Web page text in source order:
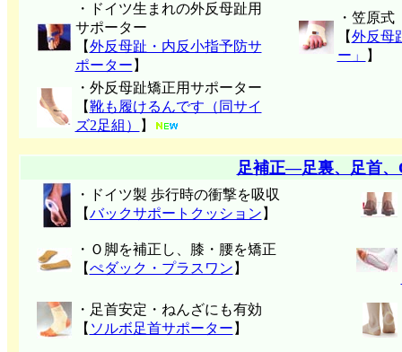
・ドイツ生まれの外反母趾用
サポーター
【外反母趾・内反小指予防サ
ポーター 】
・笠原式
【外反母
ー」
】
・外反母趾矯正用サポーター
【靴も履けるんです（同サイ
ズ2足組）
】
足補正―足裏、足首
・ドイツ製 歩行時の衝撃を吸収
【バックサポートクッション 】
・Ｏ脚を補正し、膝・腰を矯正
【ぺダック・プラスワン 】
・足首安定・ねんざにも有効
【 ソルボ足首サポーター 】